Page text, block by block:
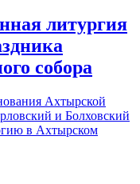
литургия
собора
Ахтырской
и Болховский
в Ахтырском